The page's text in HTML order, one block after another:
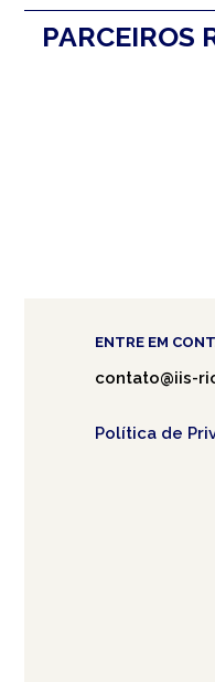
PARCEIROS
ENTRE EM
contato@iis-
Política de